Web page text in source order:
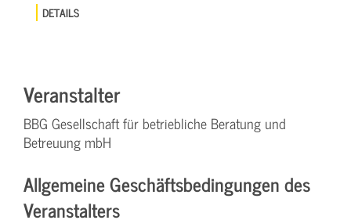
DETAILS
Veranstalter
BBG Gesellschaft für betriebliche Beratung und
Betreuung mbH
Allgemeine Geschäftsbedingungen des
Veranstalters